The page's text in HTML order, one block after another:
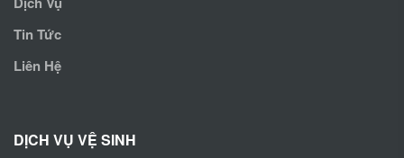
Tin Tức
Liên Hệ
DỊCH VỤ VỆ SINH